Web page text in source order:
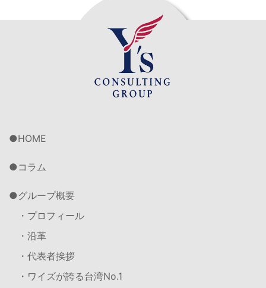
HOME
コラム
グループ概要
・プロフィール
・沿革
・代表者挨拶
・ワイズが誇る台湾No.1